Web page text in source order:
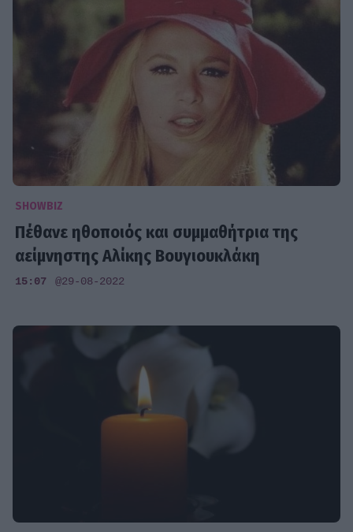
SHOWBIZ
Πέθανε ηθοποιός και συμμαθήτρια της
αείμνηστης Αλίκης Βουγιουκλάκη
15:07 @29-08-2022